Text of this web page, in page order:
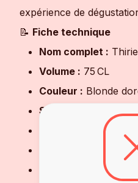
expérience de
📝 Fiche technique
Nom complet :
Volume : 75 CL
Couleur : Blonde
Style :
Bière Triple /
Frais,
Puissante,
Teneur en alcool :